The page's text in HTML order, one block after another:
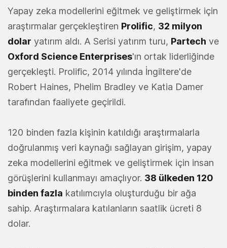
Yapay zeka modellerini eğitmek ve geliştirmek için
araştırmalar gerçekleştiren Prolific, 32 milyon
dolar yatırım aldı. A Serisi yatırım turu, Partech ve
Oxford Science Enterprises'ın ortak liderliğinde
gerçekleşti. Prolific, 2014 yılında İngiltere'de
Robert Haines, Phelim Bradley ve Katia Damer
tarafından faaliyete geçirildi.
120 binden fazla kişinin katıldığı araştırmalarla
doğrulanmış veri kaynağı sağlayan girişim, yapay
zeka modellerini eğitmek ve geliştirmek için insan
görüşlerini kullanmayı amaçlıyor. 38 ülkeden 120
binden fazla katılımcıyla oluşturduğu bir ağa
sahip. Araştırmalara katılanların saatlik ücreti 8
dolar.